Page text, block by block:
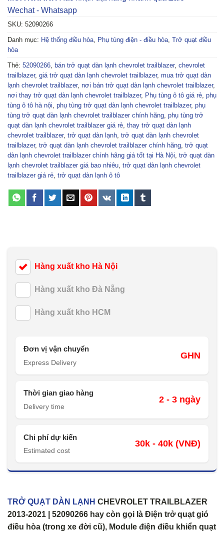
Wechat - Whatsapp
SKU: 52090266
Danh mục: Hệ thống điều hòa, Phụ tùng điện - điều hòa, Trở quạt điều
hòa
Thẻ: 52090266, bán trở quạt dàn lạnh chevrolet trailblazer, chevrolet
trailblazer, giá trở quạt dàn lạnh chevrolet trailblazer, mua trở quạt dàn
lạnh chevrolet trailblazer, nơi bán trở quạt dàn lạnh chevrolet trailblazer,
nơi thay trở quạt dàn lạnh chevrolet trailblazer, Phụ tùng ô tô giá rẻ, phụ
tùng ô tô hà nội, phụ tùng trở quạt dàn lạnh chevrolet trailblazer, phụ
tùng trở quạt dàn lạnh chevrolet trailblazer chính hãng, phụ tùng trở
quạt dàn lạnh chevrolet trailblazer giá rẻ, thay trở quạt dàn lạnh
chevrolet trailblazer, trở quạt dàn lạnh, trở quạt dàn lạnh chevrolet
trailblazer, trở quạt dàn lạnh chevrolet trailblazer chính hãng, trở quạt
dàn lạnh chevrolet trailblazer chính hãng giá tốt tại Hà Nội, trở quạt dàn
lạnh chevrolet trailblazer giá bao nhiêu, trở quạt dàn lạnh chevrolet
trailblazer giá rẻ, trở quạt dàn lạnh ô tô
Hàng xuất kho Hà Nội
Hàng xuất kho Đà Nẵng
Hàng xuất kho HCM
Đơn vị vận chuyển
Express Delivery
GHN
Thời gian giao hàng
Delivery time
2 - 3 ngày
Chi phí dự kiến
Estimated cost
30k - 40k (VNĐ)
TRỞ QUẠT DÀN LẠNH CHEVROLET TRAILBLAZER
2013-2021 | 52090266 hay còn gọi là Điện trở quạt gió
điều hòa (trong xe đời cũ), Module điện điều khiển quạt